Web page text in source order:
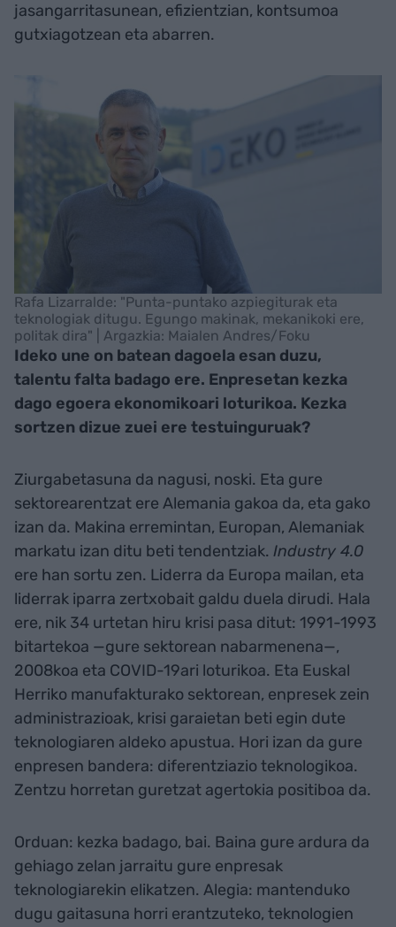
jasangarritasunean, efizientzian, kontsumoa
gutxiagotzean eta abarren.
Rafa Lizarralde: "Punta-puntako azpiegiturak eta
teknologiak ditugu. Egungo makinak, mekanikoki ere,
politak dira" | Argazkia: Maialen Andres/Foku
Ideko une on batean dagoela esan duzu,
talentu falta badago ere. Enpresetan kezka
dago egoera ekonomikoari loturikoa. Kezka
sortzen dizue zuei ere testuinguruak?
Ziurgabetasuna da nagusi, noski. Eta gure
sektorearentzat ere Alemania gakoa da, eta gako
izan da. Makina erremintan, Europan, Alemaniak
markatu izan ditu beti tendentziak. Industry 4.0
ere han sortu zen. Liderra da Europa mailan, eta
liderrak iparra zertxobait galdu duela dirudi. Hala
ere, nik 34 urtetan hiru krisi pasa ditut: 1991-1993
bitartekoa —gure sektorean nabarmenena—,
2008koa eta COVID-19ari loturikoa. Eta Euskal
Herriko manufakturako sektorean, enpresek zein
administrazioak, krisi garaietan beti egin dute
teknologiaren aldeko apustua. Hori izan da gure
enpresen bandera: diferentziazio teknologikoa.
Zentzu horretan guretzat agertokia positiboa da.
Orduan: kezka badago, bai. Baina gure ardura da
gehiago zelan jarraitu gure enpresak
teknologiarekin elikatzen. Alegia: mantenduko
dugu gaitasuna horri erantzuteko, teknologien